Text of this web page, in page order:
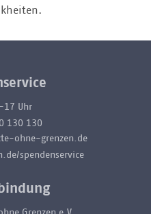
17 Uhr
130 130
ohne-grenzen.de
spendenservice